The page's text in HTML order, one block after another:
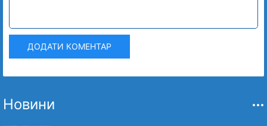
ДОДАТИ КОМЕНТАР
Новини